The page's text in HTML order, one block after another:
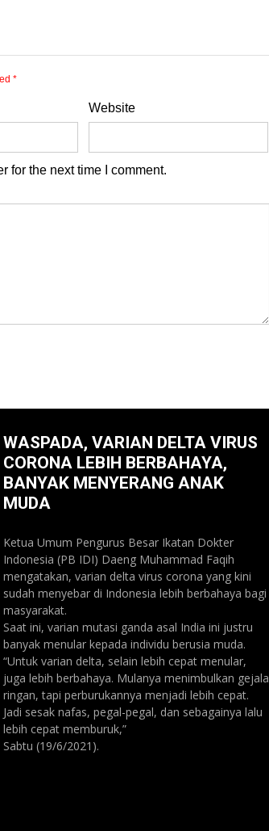
*
Website
for the next time I comment.
WASPADA, VARIAN DELTA VIRUS
CORONA LEBIH BERBAHAYA,
BANYAK MENYERANG ANAK
MUDA
Ketua Umum Pengurus Besar Ikatan Dokter
Indonesia (PB IDI) Daeng Muhammad Faqih
mengatakan, varian delta virus corona yang kini
sudah menyebar di Indonesia lebih berbahaya bagi
masyarakat.
Saat ini, varian mutasi ganda asal India ini justru
banyak menular kepada individu berusia muda.
“Untuk varian delta, selain lebih cepat menular,
juga lebih berbahaya. Mulanya menimbulkan gejala
ringan, tapi perburukannya menjadi lebih cepat.
Jadi sesak nafas, pegal-pegal, dan sebagainya lalu
lebih cepat memburuk,”
Sabtu (19/6/2021).